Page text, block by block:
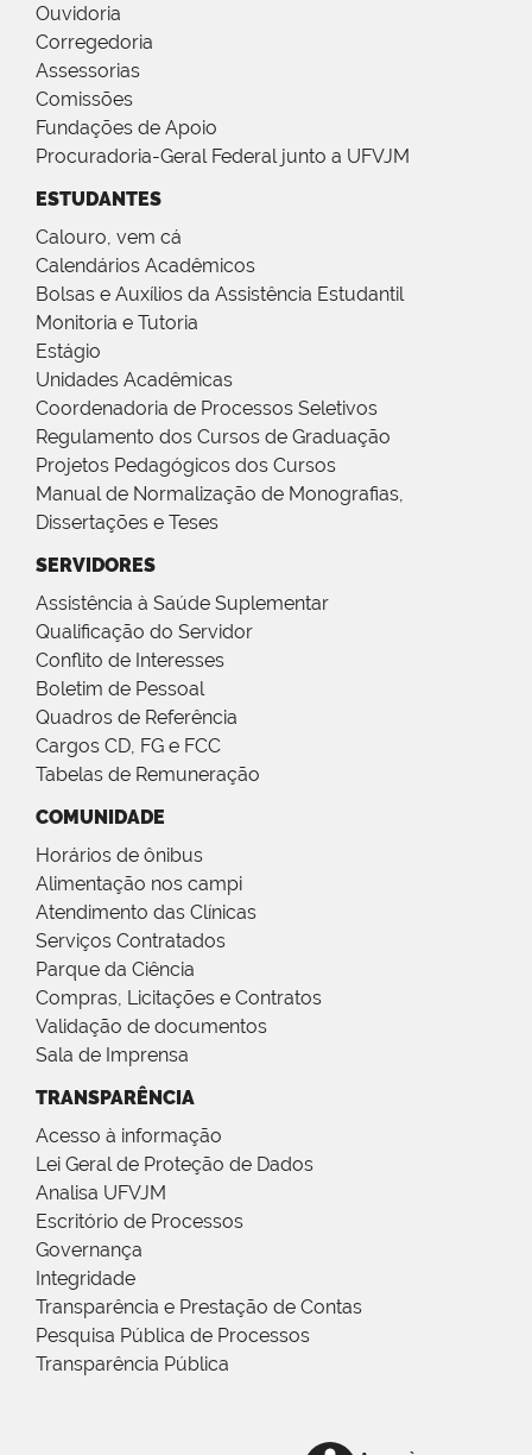
Ouvidoria
Corregedoria
Assessorias
Comissões
Fundações de Apoio
Procuradoria-Geral Federal junto a UFVJM
ESTUDANTES
Calouro, vem cá
Calendários Acadêmicos
Bolsas e Auxílios da Assistência Estudantil
Monitoria e Tutoria
Estágio
Unidades Acadêmicas
Coordenadoria de Processos Seletivos
Regulamento dos Cursos de Graduação
Projetos Pedagógicos dos Cursos
Manual de Normalização de Monografias,
Dissertações e Teses
SERVIDORES
Assistência à Saúde Suplementar
Qualificação do Servidor
Conflito de Interesses
Boletim de Pessoal
Quadros de Referência
Cargos CD, FG e FCC
Tabelas de Remuneração
COMUNIDADE
Horários de ônibus
Alimentação nos campi
Atendimento das Clínicas
Serviços Contratados
Parque da Ciência
Compras, Licitações e Contratos
Validação de documentos
Sala de Imprensa
TRANSPARÊNCIA
Acesso à informação
Lei Geral de Proteção de Dados
Analisa UFVJM
Escritório de Processos
Governança
Integridade
Transparência e Prestação de Contas
Pesquisa Pública de Processos
Transparência Pública